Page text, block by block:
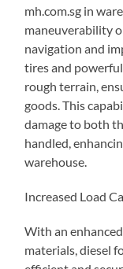
mh.com.sg in
maneuverability
navigation and
tires and
rough terrain,
goods. This
damage to both
handled,
warehouse.
Increased Load
With an
materials, diesel